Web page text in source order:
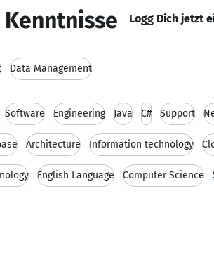
Logg Dich jetzt
Data Management
Software Engineering Java C# Support
Architecture Information technology
English Language Computer Science